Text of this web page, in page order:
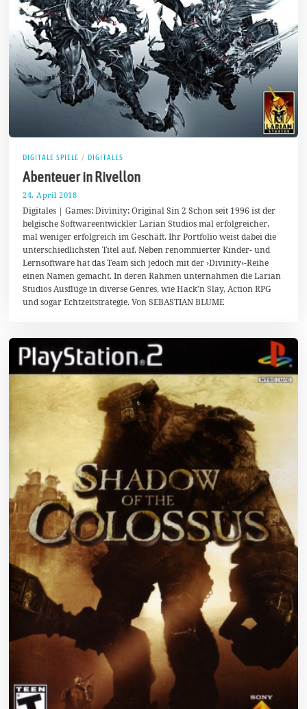
DIGITALE SPIELE / DIGITALES
Abenteuer in Rivellon
24. April 2018
.
M
a
i
2
0
1
8
Digitales | Games: Divinity: Original Sin 2 Schon seit 1996 ist der
belgische Softwareentwickler Larian Studios mal erfolgreicher,
mal weniger erfolgreich im Geschäft. Ihr Portfolio weist dabei die
unterschiedlichsten Titel auf. Neben renommierter Kinder- und
Lernsoftware hat das Team sich jedoch mit der ›Divinity‹-Reihe
einen Namen gemacht. In deren Rahmen unternahmen die Larian
Studios Ausflüge in diverse Genres, wie Hack’n Slay, Action RPG
und sogar Echtzeitstrategie. Von SEBASTIAN BLUME